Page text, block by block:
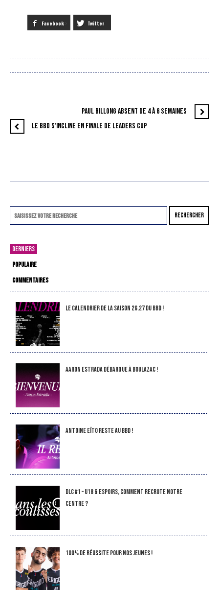
Facebook Twitter
PAUL BILLONG ABSENT DE 4 À 6 SEMAINES
LE BBD S’INCLINE EN FINALE DE LEADERS CUP
RECHERCHER
DERNIERS
POPULAIRE
COMMENTAIRES
LE CALENDRIER DE LA SAISON 26.27 DU BBD !
Aaron Estrada débarque à Boulazac !
Antoine Eïto reste au BBD !
DLC #1 – U18 & Espoirs, comment recrute notre
Centre ?
100% de réussite pour nos jeunes !